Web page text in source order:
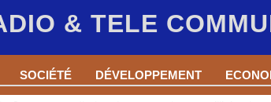
& TELE
SOCIÉTÉ DÉVELOPPEMENT